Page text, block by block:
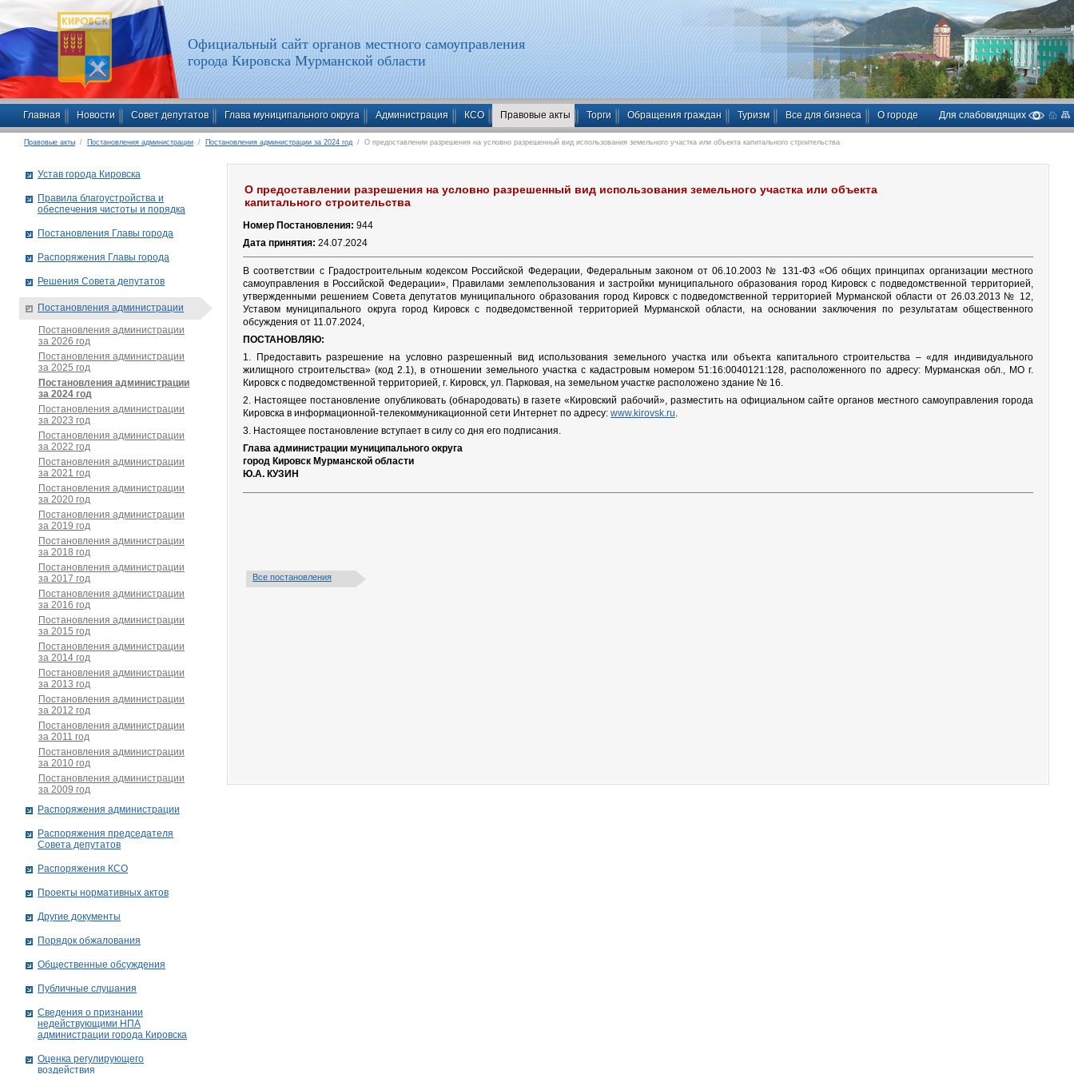
Официальный сайт органов местного самоуправления
города Кировска Мурманской области
Главная Новости Совет депутатов Глава муниципального округа Администрация КСО Правовые акты Торги Обращения граждан Туризм Все для бизнеса О городе Для слабовидящих
Правовые акты / Постановления администрации / Постановления администрации за 2024 год / О предоставлении разрешения на условно разрешенный вид использования земельного участка или объекта капитального строительства
О предоставлении разрешения на условно разрешенный вид использования земельного участка или объекта
капитального строительства
Номер Постановления: 944
Дата принятия: 24.07.2024
В соответствии с Градостроительным кодексом Российской Федерации, Федеральным законом от 06.10.2003 № 131-ФЗ «Об общих принципах организации местного
самоуправления в Российской Федерации», Правилами землепользования и застройки муниципального образования город Кировск с подведомственной территорией,
утвержденными решением Совета депутатов муниципального образования город Кировск с подведомственной территорией Мурманской области от 26.03.2013 № 12,
Уставом муниципального округа город Кировск с подведомственной территорией Мурманской области, на основании заключения по результатам общественного
обсуждения от 11.07.2024,
ПОСТАНОВЛЯЮ:
1. Предоставить разрешение на условно разрешенный вид использования земельного участка или объекта капитального строительства – «для индивидуального
жилищного строительства» (код 2.1), в отношении земельного участка с кадастровым номером 51:16:0040121:128, расположенного по адресу: Мурманская обл., МО г.
Кировск с подведомственной территорией, г. Кировск, ул. Парковая, на земельном участке расположено здание № 16.
2. Настоящее постановление опубликовать (обнародовать) в газете «Кировский рабочий», разместить на официальном сайте органов местного самоуправления города
Кировска в информационной-телекоммуникационной сети Интернет по адресу: www.kirovsk.ru.
3. Настоящее постановление вступает в силу со дня его подписания.
Глава администрации муниципального округа
город Кировск Мурманской области
Ю.А. КУЗИН
Все постановления
Устав города Кировска
Правила благоустройства и
обеспечения чистоты и порядка
Постановления Главы города
Распоряжения Главы города
Решения Совета депутатов
Постановления администрации
Постановления администрации
за 2026 год
Постановления администрации
за 2025 год
Постановления администрации
за 2024 год
Постановления администрации
за 2023 год
Постановления администрации
за 2022 год
Постановления администрации
за 2021 год
Постановления администрации
за 2020 год
Постановления администрации
за 2019 год
Постановления администрации
за 2018 год
Постановления администрации
за 2017 год
Постановления администрации
за 2016 год
Постановления администрации
за 2015 год
Постановления администрации
за 2014 год
Постановления администрации
за 2013 год
Постановления администрации
за 2012 год
Постановления администрации
за 2011 год
Постановления администрации
за 2010 год
Постановления администрации
за 2009 год
Распоряжения администрации
Распоряжения председателя
Совета депутатов
Распоряжения КСО
Проекты нормативных актов
Другие документы
Порядок обжалования
Общественные обсуждения
Публичные слушания
Сведения о признании
недействующими НПА
администрации города Кировскa
Оценка регулирующего
воздействия